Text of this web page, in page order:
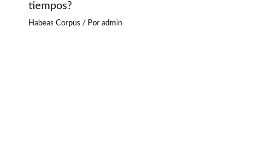
tiempos?
Habeas Corpus / Poradmin